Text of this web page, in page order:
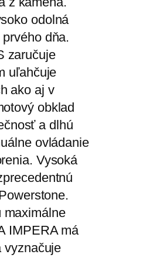
odolná
dňa.
zaručuje
uľahčuje
ako aj v
obklad
a dlhú
ovládanie
Vysoká
maximálne
IMPERA má
vyznačuje